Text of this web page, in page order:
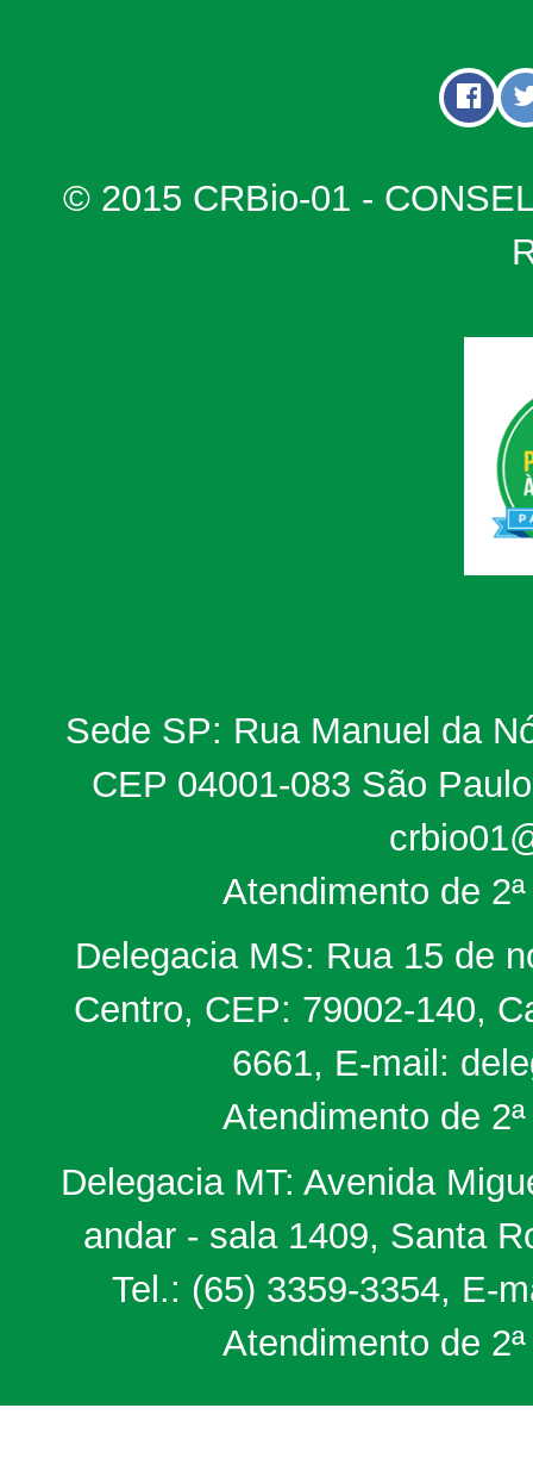
© 2015 CRBio-01 -
Sede SP: Rua Manuel da
CEP 04001-083 São
Atendimento de
Delegacia MS: Rua 15 de
Centro, CEP: 79002-140,
6661, E-mail:
Atendimento de
Delegacia MT: Avenida
andar - sala 1409, Santa
Tel.: (65) 3359-3354, E-
Atendimento de